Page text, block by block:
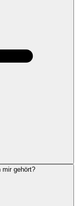
mir gehört?